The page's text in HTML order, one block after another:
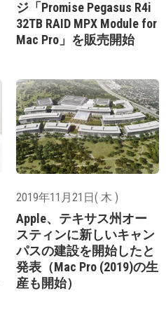
ジ「Promise Pegasus R4i
32TB RAID MPX Module for
Mac Pro」を販売開始
2019年11月21日( 木 )
Apple、テキサス州オー
スティンに新しいキャン
パスの建設を開始したと
発表（Mac Pro (2019)の生
産も開始）